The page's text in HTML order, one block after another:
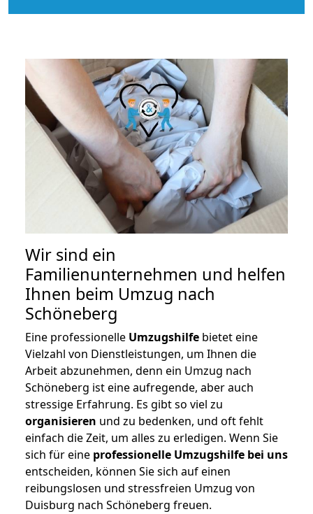
Wir sind ein
Familienunternehmen und helfen
Ihnen beim Umzug nach
Schöneberg
Eine professionelle Umzugshilfe bietet eine
Vielzahl von Dienstleistungen, um Ihnen die
Arbeit abzunehmen, denn ein Umzug nach
Schöneberg ist eine aufregende, aber auch
stressige Erfahrung. Es gibt so viel zu
organisieren und zu bedenken, und oft fehlt
einfach die Zeit, um alles zu erledigen. Wenn Sie
sich für eine professionelle Umzugshilfe bei uns
entscheiden, können Sie sich auf einen
reibungslosen und stressfreien Umzug von
Duisburg nach Schöneberg freuen.